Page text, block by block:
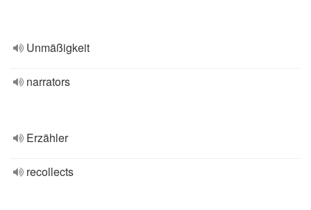
Unmäßigkeit
narrators
Erzähler
recollects